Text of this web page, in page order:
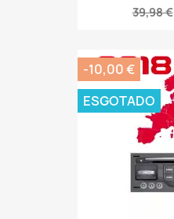
39,98 €
-10,00 €
ESGOTADO